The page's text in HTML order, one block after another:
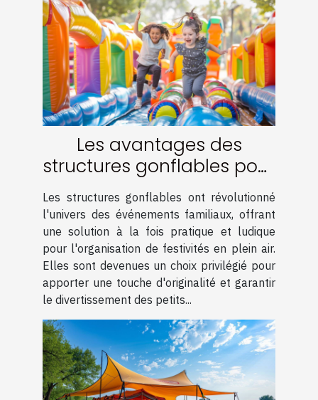
Les avantages des
structures gonflables pour
événements familiaux
Les structures gonflables ont révolutionné
l'univers des événements familiaux, offrant
une solution à la fois pratique et ludique
pour l'organisation de festivités en plein air.
Elles sont devenues un choix privilégié pour
apporter une touche d'originalité et garantir
le divertissement des petits...